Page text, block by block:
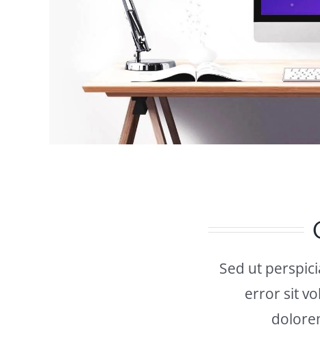
Sed ut
error sit